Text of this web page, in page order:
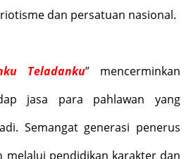
dan persatuan nasional.
Teladanku” mencerminkan
jasa para pahlawan yang
Semangat generasi penerus
melalui pendidikan karakter dan